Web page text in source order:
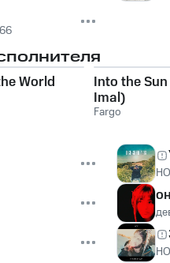
World
Into the
Imal)
Fargo